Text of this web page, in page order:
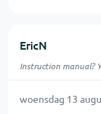
EricN
Instruction manual?
woensdag 13